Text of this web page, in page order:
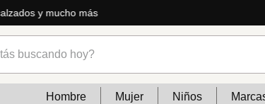
Hombre Mujer Niños